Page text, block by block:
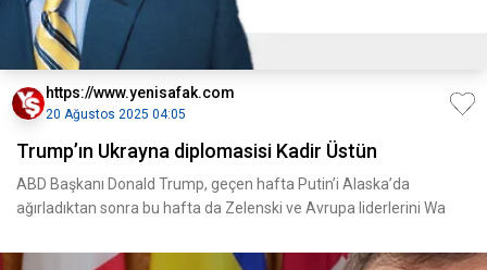
https://www.yenisafak.com
20 Ağustos 2025 04:05
Trump’ın Ukrayna diplomasisi Kadir Üstün
ABD Başkanı Donald Trump, geçen hafta Putin’i Alaska’da
ağırladıktan sonra bu hafta da Zelenski ve Avrupa liderlerini Wa